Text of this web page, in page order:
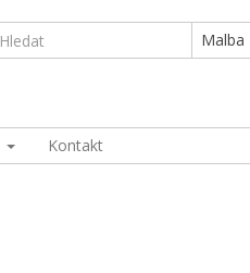
Malba
Kontakt